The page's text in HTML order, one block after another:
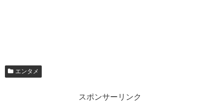
エンタメ
スポンサーリンク